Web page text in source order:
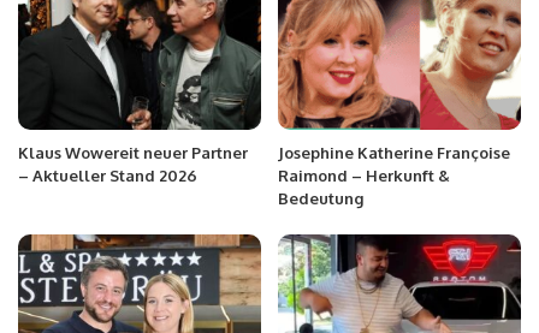
Klaus Wowereit neuer Partner
– Aktueller Stand 2026
Josephine Katherine Françoise
Raimond – Herkunft &
Bedeutung